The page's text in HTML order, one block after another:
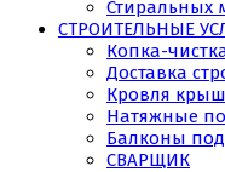
Стиральных
СТРОИТЕЛЬНЫЕ
Копка-
Доставка
Кровля
Натяжные
Балконы
СВАРЩИК